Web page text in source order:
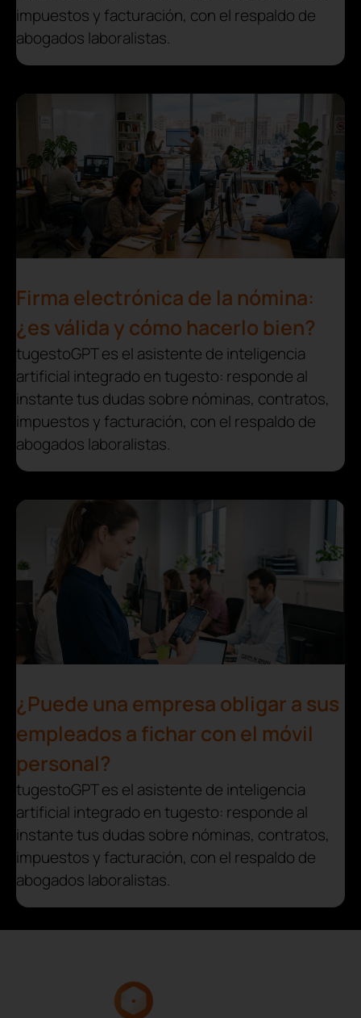
impuestos y facturación, con el respaldo de
abogados laboralistas.
Firma electrónica de la nómina:
¿es válida y cómo hacerlo bien?
tugestoGPT es el asistente de inteligencia
artificial integrado en tugesto: responde al
instante tus dudas sobre nóminas, contratos,
impuestos y facturación, con el respaldo de
abogados laboralistas.
¿Puede una empresa obligar a sus
empleados a fichar con el móvil
personal?
tugestoGPT es el asistente de inteligencia
artificial integrado en tugesto: responde al
instante tus dudas sobre nóminas, contratos,
impuestos y facturación, con el respaldo de
abogados laboralistas.